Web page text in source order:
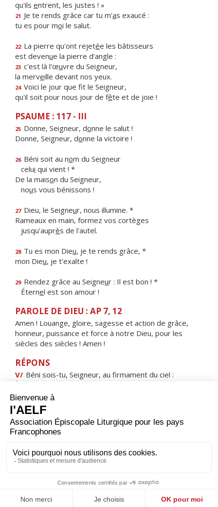
qu'ils entrent, les justes ! »
21 Je te rends grâce car tu m'as exaucé :
tu es pour moi le salut.
22 La pierre qu'ont rejetée les bâtisseurs
est devenue la pierre d'angle :
23 c'est là l'œuvre du Seigneur,
la merveille devant nos yeux.
24 Voici le jour que ft le Seigneur,
qu'il soit pour nous jour de fête et de joie !
PSAUME : 117 - III
25 Donne, Seigneur, donne le salut !
Donne, Seigneur, donne la victoire !
26 Béni soit au nom du Seigneur
celui qui vient ! *
De la maison du Seigneur,
nous vous bénissons !
27 Dieu, le Seigneur, nous illumine. *
Rameaux en main, formez vos cortèges
jusqu'auprès de l'autel.
28 Tu es mon Dieu, je te rends grâce, *
mon Dieu, je t'exalte !
29 Rendez grâce au Seigneur : Il est bon ! *
Éternel est son amour !
PAROLE DE DIEU : AP 7, 12
Amen ! Louange, gloire, sagesse et action de grâce,
honneur, puissance et force à notre Dieu, pour les
siècles des siècles ! Amen !
RÉPONS
V/ Béni sois-tu, Seigneur, au firmament du ciel :
ORAISON
Dieu notre Père, tu as envoyé dans le monde ta Parole
de vérité et ton Esprit de sainteté pour révéler aux
hommes ton admirable mystère ; donne-nous de
l’éternelle Trinité, en adorant son Unité toute-